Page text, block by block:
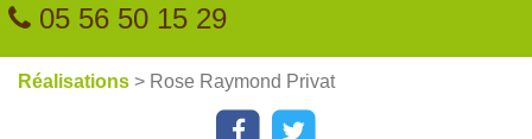
05 56 50 15 29
Réalisations > Rose Raymond Privat